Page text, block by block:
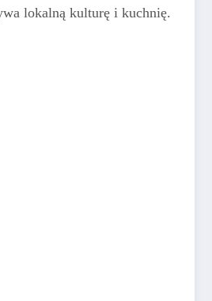
lokalną kulturę i kuchnię.